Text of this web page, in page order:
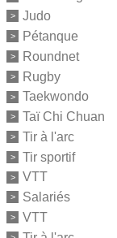
Judo
Pétanque
Roundnet
Rugby
Taekwondo
Taï Chi Chuan
Tir à l'arc
Tir sportif
VTT
Salariés
VTT